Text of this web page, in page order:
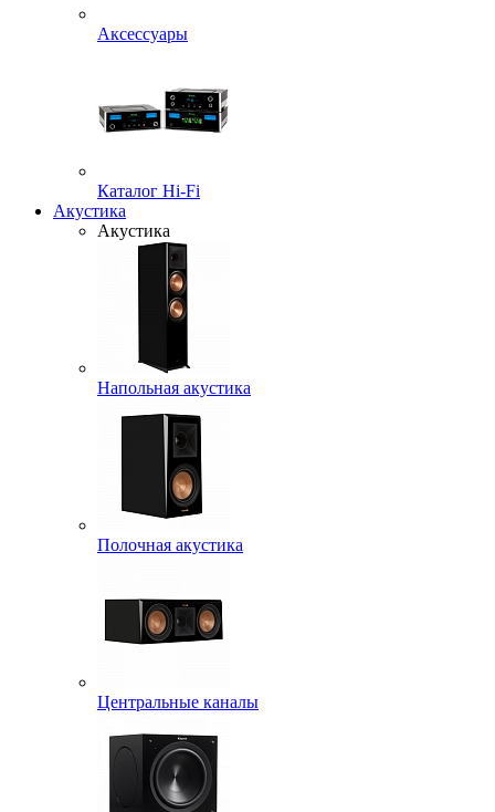
Аксессуары
Каталог Hi-Fi
Акустика
Акустика
Напольная акустика
Полочная акустика
Центральные каналы